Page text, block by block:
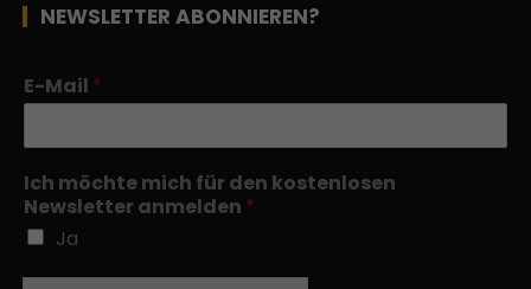
NEWSLETTER ABONNIEREN?
E-Mail *
Ich möchte mich für den kostenlosen
Newsletter anmelden *
Ja